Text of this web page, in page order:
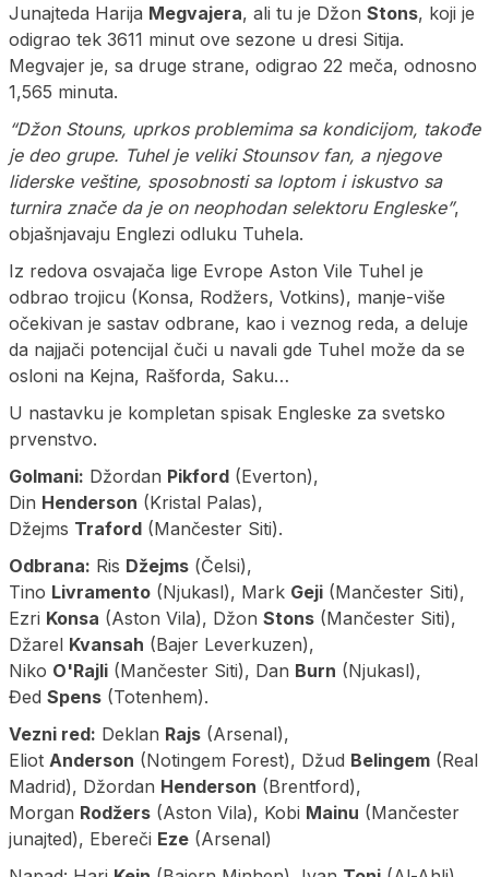
Junajteda Harija Megvajera, ali tu je Džon Stons, koji je
odigrao tek 3611 minut ove sezone u dresi Sitija.
Megvajer je, sa druge strane, odigrao 22 meča, odnosno
1,565 minuta.
“Džon Stouns, uprkos problemima sa kondicijom, takođe
je deo grupe. Tuhel je veliki Stounsov fan, a njegove
liderske veštine, sposobnosti sa loptom i iskustvo sa
turnira znače da je on neophodan selektoru Engleske”,
objašnjavaju Englezi odluku Tuhela.
Iz redova osvajača lige Evrope Aston Vile Tuhel je
odbrao trojicu (Konsa, Rodžers, Votkins), manje-više
očekivan je sastav odbrane, kao i veznog reda, a deluje
da najjači potencijal čuči u navali gde Tuhel može da se
osloni na Kejna, Rašforda, Saku…
U nastavku je kompletan spisak Engleske za svetsko
prvenstvo.
Golmani: Džordan Pikford (Everton),
Din Henderson (Kristal Palas),
Džejms Traford (Mančester Siti).
Odbrana: Ris Džejms (Čelsi),
Tino Livramento (Njukasl), Mark Geji (Mančester Siti),
Ezri Konsa (Aston Vila), Džon Stons (Mančester Siti),
Džarel Kvansah (Bajer Leverkuzen),
Niko O'Rajli (Mančester Siti), Dan Burn (Njukasl),
Đed Spens (Totenhem).
Vezni red: Deklan Rajs (Arsenal),
Eliot Anderson (Notingem Forest), Džud Belingem (Real
Madrid), Džordan Henderson (Brentford),
Morgan Rodžers (Aston Vila), Kobi Mainu (Mančester
junajted), Ebereči Eze (Arsenal)